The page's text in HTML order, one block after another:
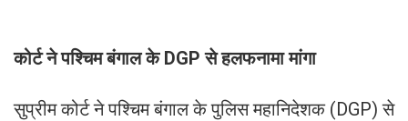
कोर्ट ने पश्चिम बंगाल के DGP से हलफनामा मांगा
सुप्रीम कोर्ट ने पश्चिम बंगाल के पुलिस महानिदेशक (DGP) से